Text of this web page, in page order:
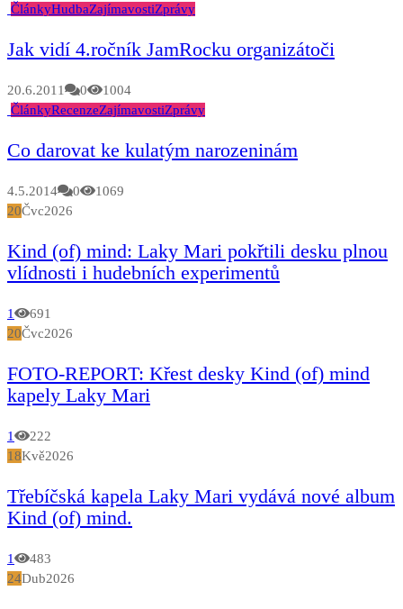
ČlánkyHudbaZajímavostiZprávy
Jak vidí 4.ročník JamRocku organizátoči
20.6.2011 0
1004
ČlánkyRecenzeZajímavostiZprávy
Co darovat ke kulatým narozeninám
4.5.2014 0
1069
20Čvc2026
Kind (of) mind: Laky Mari pokřtili desku plnou
vlídnosti i hudebních experimentů
1
691
20Čvc2026
FOTO-REPORT: Křest desky Kind (of) mind
kapely Laky Mari
1
222
18Kvě2026
Třebíčská kapela Laky Mari vydává nové album
Kind (of) mind.
1
483
24Dub2026